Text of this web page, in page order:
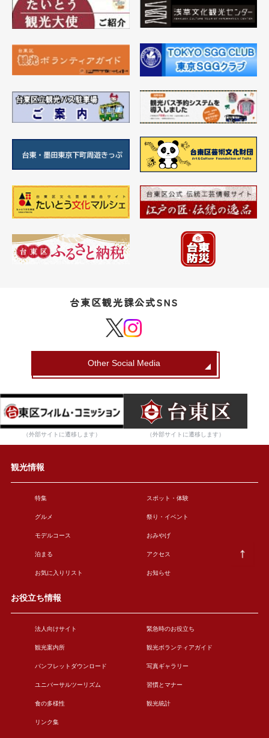
台東区観光課公式SNS
Other Social Media
（外部サイトに遷移します） （外部サイトに遷移します）
観光情報
特集 スポット・体験
グルメ 祭り・イベント
モデルコース おみやげ
泊まる アクセス
お気に入りリスト お知らせ
お役立ち情報
法人向けサイト 緊急時のお役立ち
観光案内所 観光ボランティアガイド
パンフレットダウンロード 写真ギャラリー
ユニバーサルツーリズム 習慣とマナー
食の多様性 観光統計
リンク集